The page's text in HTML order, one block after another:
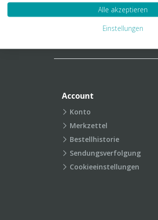
Verpackungslexikon
FAQ
Account
Konto
Merkzettel
Bestellhistorie
Sendungsverfolgung
Cookieeinstellungen
Alle akzeptieren
Einstellungen